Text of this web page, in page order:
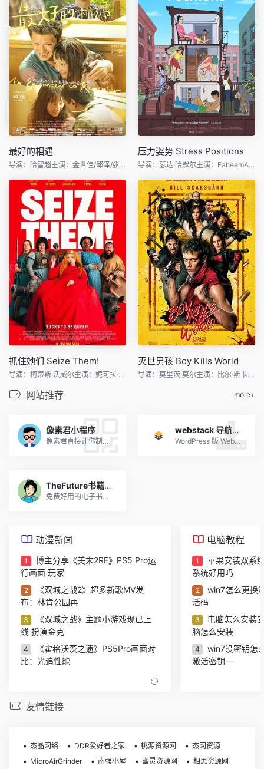
最好的相遇
导演：哈智超主演：金世佳/邱泽/张钧甯/姜珮瑶/刘文治/吴
压力姿势 Stress Positions
导演：瑟达·哈默尔主演：FaheemAli/JohnEarly/ThedaHamm
抓住她们 Seize Them!
导演：柯蒂斯·沃威尔主演：妮可拉·考夫兰/保罗·凯耶/詹姆
灭世男孩 Boy Kills World
导演：莫里茨·莫尔主演：比尔·斯卡斯加德/杰西卡·罗德/米
网站推荐 more+
像素君小程序
像素君直接让你制作属于你自己的像素头像，简单操作，独特风格。
webstack 导航主题开源版
WordPress 版 WebStack 导航主题，开源版下载地址。
TheFuture书籍搜索
免费好用的电子书搜索引擎
动漫新闻
1
博主分享《美末2RE》PS5 Pro运
行画面 玩家
2
《双城之战2》超多新歌MV发
布：林肯公园再
3
《双城之战》主题小游戏现已上
线 扮演金克
4
《霍格沃茨之遗》PS5Pro画面对
比：光追性能
6
医学爱好者狂喜：UP主把医学史
吗？
我们盘点了近期火热的国产单机
电脑教程
1
苹果安装双系
系统好用吗
2
win7怎么更换
活码
3
电脑怎么安装
脑怎么安装
4
win7没密钥怎
激活密钥一
制作u盘系统
8 m2芯片不支持
友情链接
杰晶网络 DDR爱好者之家 桃源资源网
杰网资源
MicroAirGrinder
南强小屋 幽灵资源网 相思资源网